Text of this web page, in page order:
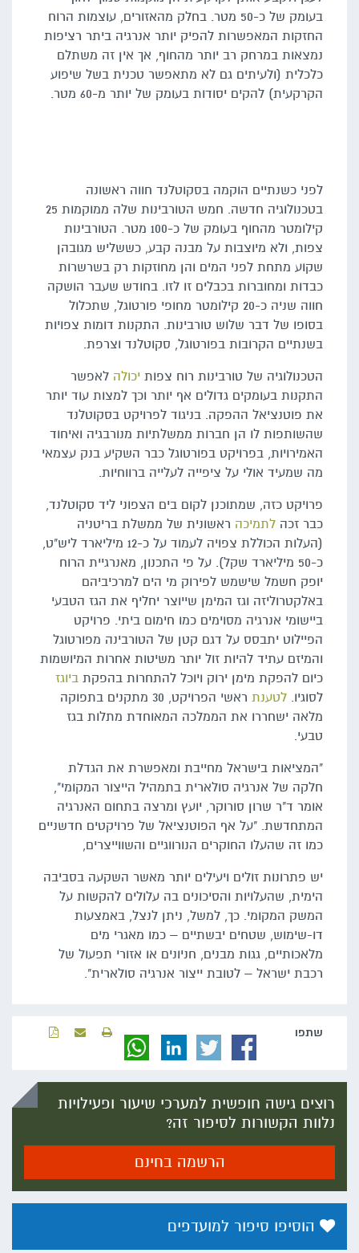
בעומק של כ-50 מטר. בחלק מהאזורים, עוצמות הרוח
החזקות המאפשרות להפיק יותר אנרגיה ביתר רציפות
נמצאות במרחק רב יותר מהחוף, אך אין זה משתלם
כלכלית (ולעיתים גם לא מתאפשר טכנית בשל שיפוע
הקרקעית) להקים יסודות בעומק של יותר מ-60 מטר.
לפני כשנתיים הוקמה בסקוטלנד חווה ראשונה
בטכנולוגיה חדשה. חמש הטורבינות שלה ממוקמות 25
קילומטר מהחוף בעומק של כ-100 מטר. הטורבינות
צפות, ולא מיוצבות על מבנה קבע, כששליש מגובהן
שקוע מתחת לפני המים והן מחוזקות רק בשרשרות
כבדות ומחוברות בכבלים זו לזו. בחודש שעבר הושקה
חווה שניה כ-20 קילומטר מחופי פורטוגל, שתכלול
בסופו של דבר שלוש טורבינות. התקנות דומות צפויות
בשנתיים הקרובות בפורטוגל, סקוטלנד וצרפת.
הטכנולוגיה של טורבינות רוח צפות יכולה לאפשר
התקנות בעומקים גדולים אף יותר וכך למצות עוד יותר
את פוטנציאל ההפקה. בניגוד לפרויקט בסקוטלנד
שהשותפות לו הן חברות ממשלתיות מנורבגיה ואיחוד
האמירויות, בפרויקט בפורטוגל כבר השקיע בנק עצמאי
מה שמעיד אולי על ציפייה לעלייה ברווחיות.
פרויקט כזה, שמתוכנן לקום בים הצפוני ליד סקוטלנד,
כבר זכה לתמיכה ראשונית של ממשלת בריטניה
(העלות הכוללת צפויה לעמוד על כ-12 מיליארד ליש"ט,
כ-50 מיליארד שקל). על פי התכנון, מאנרגיית הרוח
יופק חשמל שישמש לפירוק מי הים למרכיביהם
באלקטרוליזה וגז המימן שייוצר יחליף את הגז הטבעי
ביישומי אנרגיה מסוימים כמו חימום ביתי. פרויקט
הפיילוט יתבסס על דגם קטן של הטורבינה מפורטוגל
והמיזם עתיד להיות זול יותר משיטות אחרות המיושמות
כיום להפקת מימן ירוק ויוכל להתחרות בהפקת ביוגז
לסוגיו. לטענת
ראשי הפרויקט, 30 מתקנים בתפוקה
מלאה ישחררו את הממלכה המאוחדת מתלות בגז
טבעי.
"המציאות בישראל מחייבת ומאפשרת את הגדלת
חלקה של אנרגיה סולארית בתמהיל הייצור המקומי",
אומר ד"ר שרון סורוקר, יועץ ומרצה בתחום האנרגיה
המתחדשת. "על אף הפוטנציאל של פרויקטים חדשניים
כמו זה שהעלו החוקרים הנורווגיים והשווייצרים,
יש פתרונות זולים ויעילים יותר מאשר השקעה בסביבה
הימית, שהעלויות והסיכונים בה עלולים להקשות על
המשק המקומי. כך, למשל, ניתן לנצל, באמצעות
דו-שימוש, שטחים יבשתיים – כמו מאגרי מים
מלאכותיים, גגות מבנים, חניונים או אזורי תפעול של
רכבת ישראל – לטובת ייצור אנרגיה סולארית".
שתפו‬
רוצים גישה חופשית למערכי שיעור ופעילויות
נלוות הקשורות לסיפור זה?
הרשמה בחינם
הוסיפו סיפור למועדפים